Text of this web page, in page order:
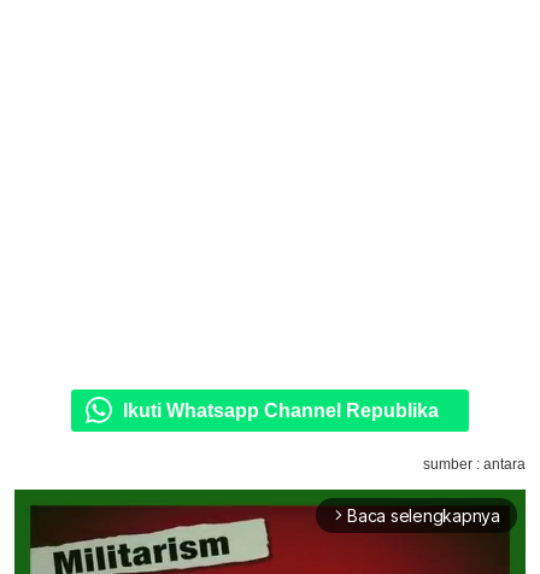
Ikuti Whatsapp Channel Republika
sumber : antara
arrow_forward_ios Baca selengkapnya